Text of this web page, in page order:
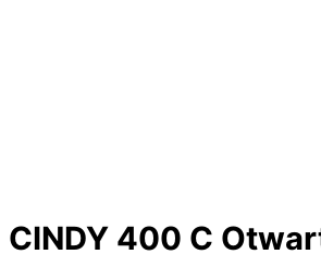
CINDY 400 C